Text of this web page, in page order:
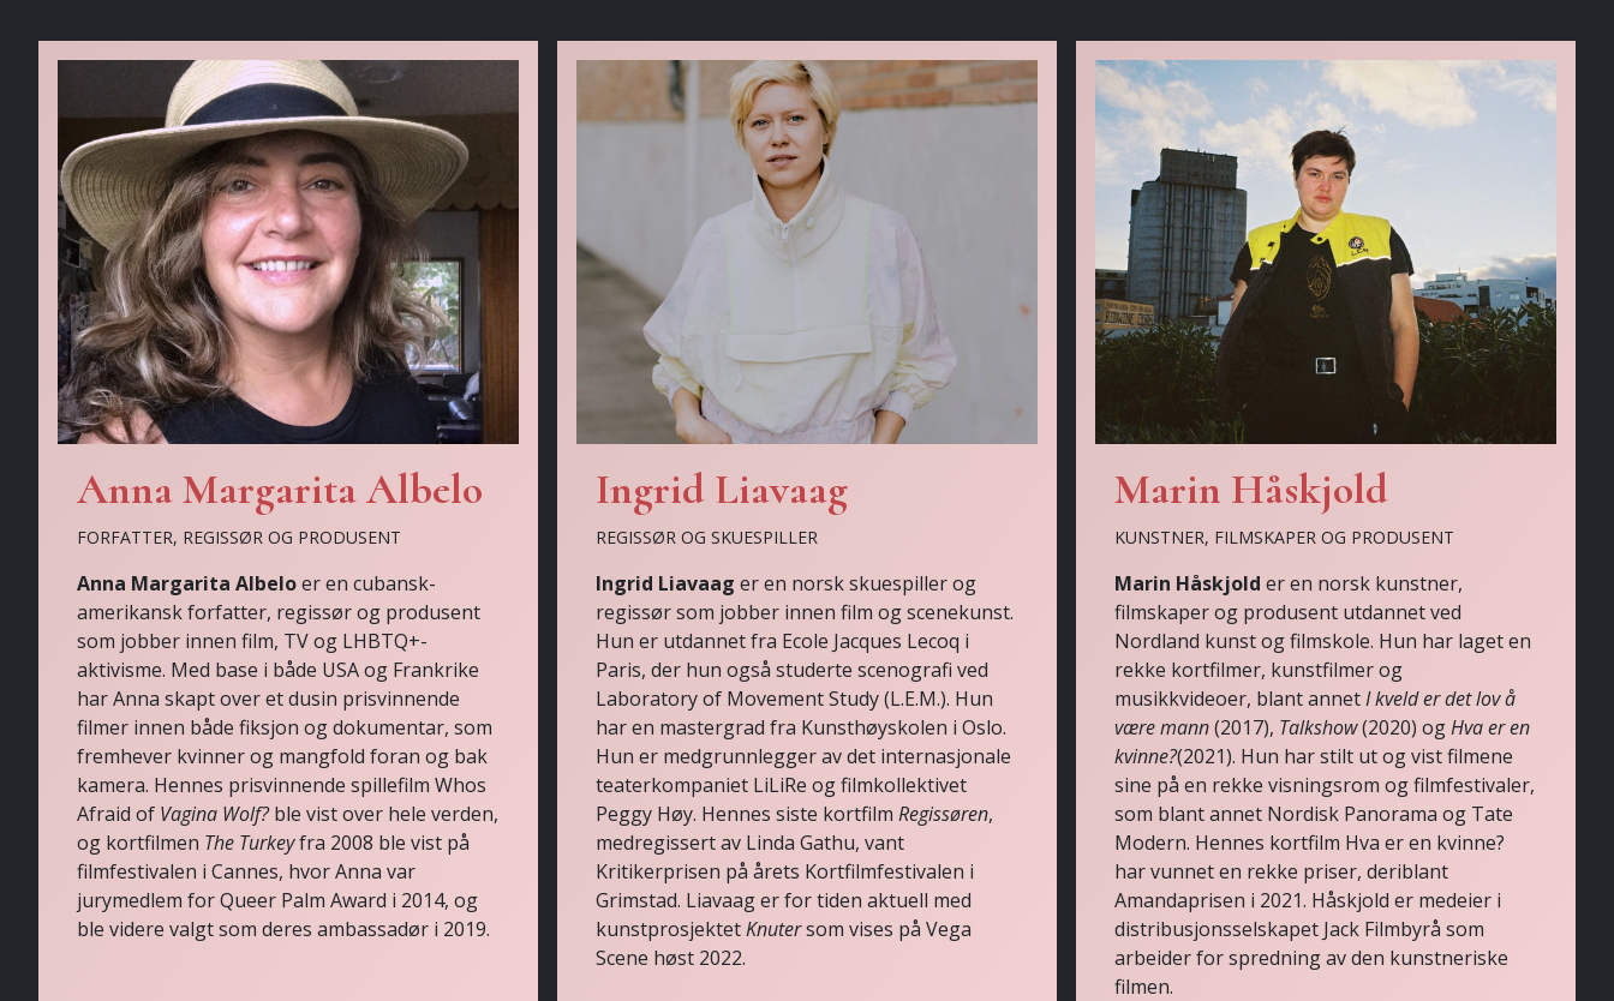
Anna Margarita Albelo
FORFATTER, REGISSØR OG PRODUSENT
Anna Margarita Albeloer en cubansk-
amerikansk forfatter, regissør og produsent
som jobber innen film, TV og LHBTQ+-
aktivisme. Med base i både USA og Frankrike
har Anna skapt over et dusin prisvinnende
filmer innen både fiksjon og dokumentar, som
fremhever kvinner og mangfold foran og bak
kamera. Hennes prisvinnende spillefilm Whos
Afraid of Vagina Wolf?ble vist over hele verden,
og kortfilmen The Turkeyfra 2008 ble vist på
filmfestivalen i Cannes, hvor Anna var
jurymedlem for Queer Palm Award i 2014, og
ble videre valgt som deres ambassadør i 2019.
Ingrid Liavaag
REGISSØR OG SKUESPILLER
Ingrid Liavaag er en norsk skuespiller og
regissør som jobber innen film og scenekunst.
Hun er utdannet fra Ecole Jacques Lecoq i
Paris, der hun også studerte scenografi ved
Laboratory of Movement Study (L.E.M.). Hun
har en mastergrad fra Kunsthøyskolen i Oslo.
Hun er medgrunnlegger av det internasjonale
teaterkompaniet LiLiRe og filmkollektivet
Peggy Høy. Hennes siste kortfilm Regissøren,
medregissert av Linda Gathu, vant
Kritikerprisen på årets Kortfilmfestivalen i
Grimstad. Liavaag er for tiden aktuell med
kunstprosjektetKnutersom vises på Vega
Scene høst 2022.
Marin Håskjold
KUNSTNER, FILMSKAPER OG PRODUSENT
Marin Håskjold er en norsk kunstner,
filmskaper og produsent utdannet ved
Nordland kunst og filmskole. Hun har laget en
rekke kortfilmer, kunstfilmer og
musikkvideoer, blant annetI kveld er det lov å
være mann(2017), Talkshow(2020) ogHva er en
kvinne?(2021). Hun har stilt ut og vist filmene
sine på en rekke visningsrom og filmfestivaler,
som blant annet Nordisk Panorama og Tate
Modern. Hennes kortfilm Hva er en kvinne?
har vunnet en rekke priser, deriblant
Amandaprisen i 2021. Håskjold er medeier i
distribusjonsselskapet Jack Filmbyrå som
arbeider for spredning av den kunstneriske
filmen.